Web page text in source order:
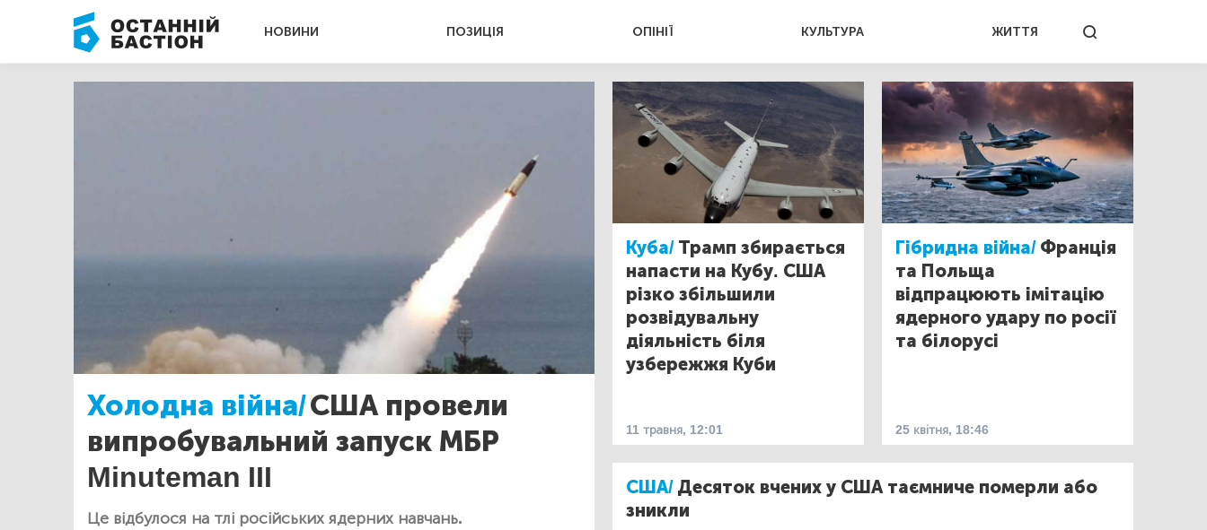
НОВИНИ ПОЗИЦІЯ ОПІНІЇ КУЛЬТУРА ЖИТТЯ
Холодна війна/США провели
випробувальний запуск МБР
Minuteman III
Це відбулося на тлі російських ядерних навчань.
Куба/ Трамп збирається
напасти на Кубу. США
різко збільшили
розвідувальну
діяльність біля
узбережжя Куби
11 травня, 12:01
Гібридна війна/ Франція
та Польща
відпрацюють імітацію
ядерного удару по росії
та білорусі
25 квітня, 18:46
США/ Десяток вчених у США таємниче померли або
зникли